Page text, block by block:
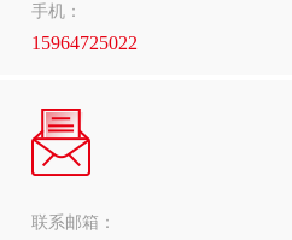
手机：
15964725022
联系邮箱：